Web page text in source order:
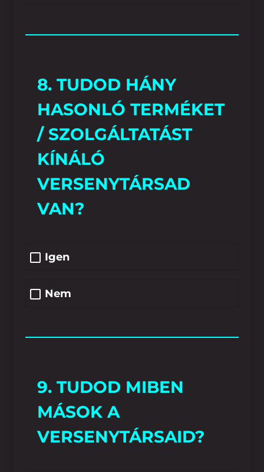
8. TUDOD HÁNY
HASONLÓ TERMÉKET
/ SZOLGÁLTATÁST
KÍNÁLÓ
VERSENYTÁRSAD
VAN?
Igen
Nem
9. TUDOD MIBEN
MÁSOK A
VERSENYTÁRSAID?